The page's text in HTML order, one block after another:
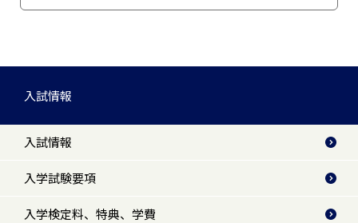
入試情報
入試情報
入学試験要項
入学検定料、特典、学費